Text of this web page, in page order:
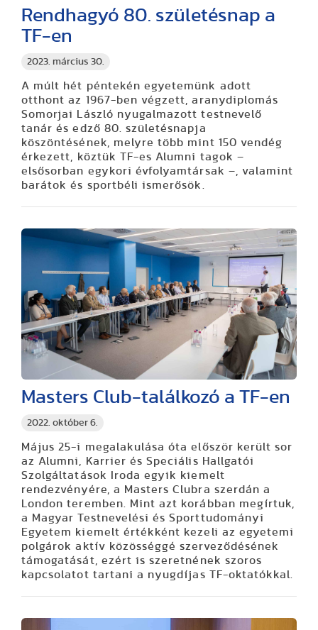
2023. március 30.
Rendhagyó 80. születésnap a
TF-en
A múlt hét péntekén egyetemünk adott
otthont az 1967-ben végzett, aranydiplomás
Somorjai László nyugalmazott testnevelő
tanár és edző 80. születésnapja
köszöntésének, melyre több mint 150 vendég
érkezett, köztük TF-es Alumni tagok –
elsősorban egykori évfolyamtársak –, valamint
barátok és sportbéli ismerősök.
2022. október 6.
Masters Club-találkozó a TF-en
Május 25-i megalakulása óta először került sor
az Alumni, Karrier és Speciális Hallgatói
Szolgáltatások Iroda egyik kiemelt
rendezvényére, a Masters Clubra szerdán a
London teremben. Mint azt korábban megírtuk,
a Magyar Testnevelési és Sporttudományi
Egyetem kiemelt értékként kezeli az egyetemi
polgárok aktív közösséggé szerveződésének
támogatását, ezért is szeretnének szoros
kapcsolatot tartani a nyugdíjas TF-oktatókkal.